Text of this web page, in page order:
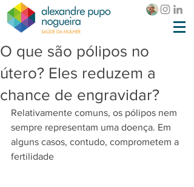
O que são pólipos no
útero? Eles reduzem a
chance de engravidar?
Relativamente comuns, os pólipos nem
sempre representam uma doença. Em
alguns casos, contudo, comprometem a
fertilidade